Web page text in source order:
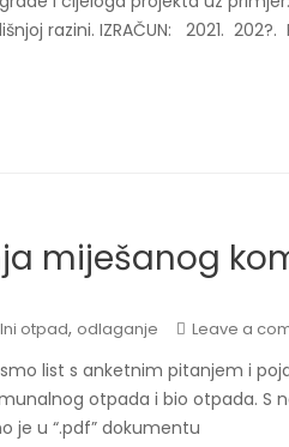
razini. IZRAČUN: 2021.
miješanog
otpad, odlaganje Leave a
list s anketnim pitanjem i
otpada i bio otpada. S
je u “.pdf” dokumentu